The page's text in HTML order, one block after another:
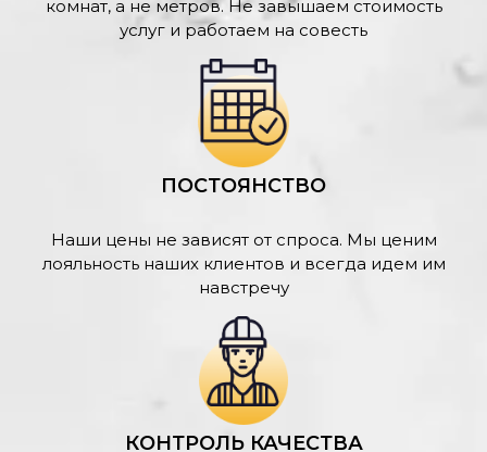
комнат, а не метров. Не завышаем стоимость
услуг и работаем на совесть
ПОСТОЯНСТВО
Наши цены не зависят от спроса. Мы ценим
лояльность наших клиентов и всегда идем им
навстречу
КОНТРОЛЬ КАЧЕСТВА